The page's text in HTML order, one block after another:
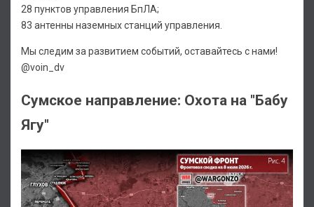
28 пунктов управления БпЛА;
83 антенны наземных станций управления.
Мы следим за развитием событий, оставайтесь с нами!
@voin_dv
Сумское направление: Охота на "Бабу
Ягу"